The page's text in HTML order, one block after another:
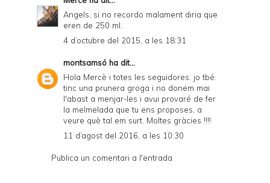
Angels, si no recordo malament diria que
eren de 250 ml.
4 d’octubre del 2015, a les 18:31
montsamsó ha dit...
Hola Mercè i totes les seguidores: jo tbé.
tinc una prunera groga i no donem mai
l'abast a menjar-les i avui provaré de fer
la melmelada que tu ens proposes, a
veure què tal em surt. Moltes gràcies !!!!
11 d’agost del 2016, a les 10:30
Publica un comentari a l'entrada